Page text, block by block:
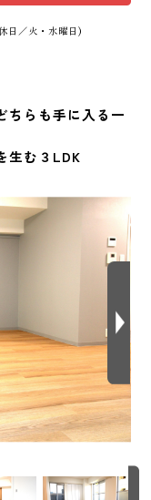
／火・水曜日)
ちらも手に入る一
生む３LDK